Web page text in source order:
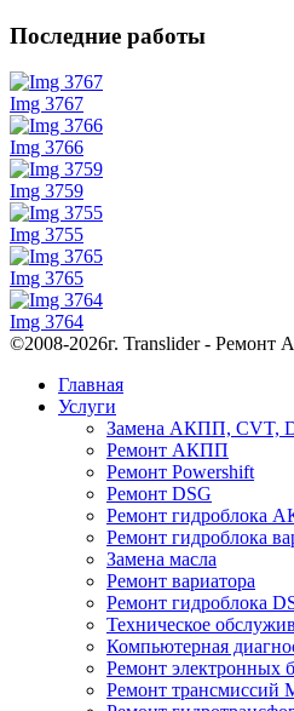
Последние работы
Img 3767
Img 3766
Img 3759
Img 3755
Img 3765
Img 3764
©2008-2026г. Translider - Ремонт
Главная
Услуги
Замена АКПП, CVT,
Ремонт АКПП
Ремонт Powershift
Ремонт DSG
Ремонт гидроблока
Ремонт гидроблока
Замена масла
Ремонт вариатора
Ремонт гидроблока
Техническое
Компьютерная
Ремонт электронных
Ремонт трансмиссий